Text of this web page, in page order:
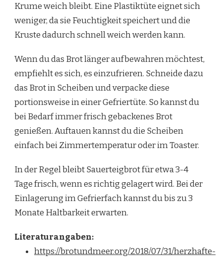
Krume weich bleibt. Eine Plastiktüte eignet sich
weniger, da sie Feuchtigkeit speichert und die
Kruste dadurch schnell weich werden kann.
Wenn du das Brot länger aufbewahren möchtest,
empfiehlt es sich, es einzufrieren. Schneide dazu
das Brot in Scheiben und verpacke diese
portionsweise in einer Gefriertüte. So kannst du
bei Bedarf immer frisch gebackenes Brot
genießen. Auftauen kannst du die Scheiben
einfach bei Zimmertemperatur oder im Toaster.
In der Regel bleibt Sauerteigbrot für etwa 3-4
Tage frisch, wenn es richtig gelagert wird. Bei der
Einlagerung im Gefrierfach kannst du bis zu 3
Monate Haltbarkeit erwarten.
Literaturangaben:
https://brotundmeer.org/2018/07/31/herzhafte-